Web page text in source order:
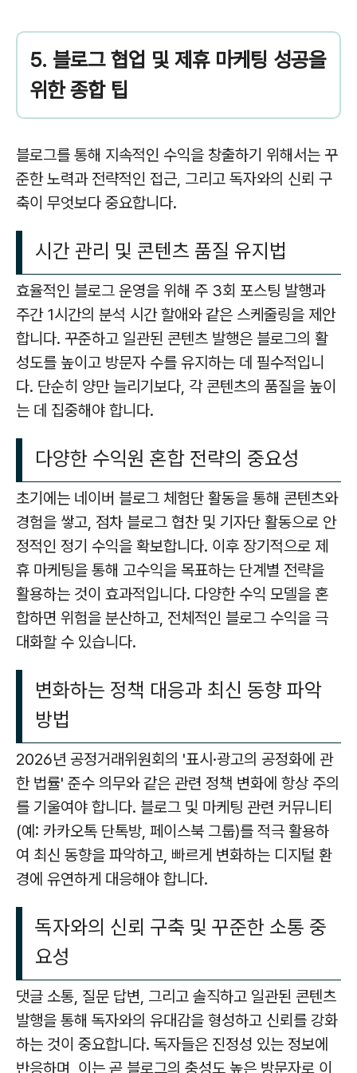
5. 블로그 협업 및 제휴 마케팅 성공을
위한 종합 팁
블로그를 통해 지속적인 수익을 창출하기 위해서는 꾸
준한 노력과 전략적인 접근, 그리고 독자와의 신뢰 구
축이 무엇보다 중요합니다.
시간 관리 및 콘텐츠 품질 유지법
효율적인 블로그 운영을 위해 주 3회 포스팅 발행과
주간 1시간의 분석 시간 할애와 같은 스케줄링을 제안
합니다. 꾸준하고 일관된 콘텐츠 발행은 블로그의 활
성도를 높이고 방문자 수를 유지하는 데 필수적입니
다. 단순히 양만 늘리기보다, 각 콘텐츠의 품질을 높이
는 데 집중해야 합니다.
다양한 수익원 혼합 전략의 중요성
초기에는 네이버 블로그 체험단 활동을 통해 콘텐츠와
경험을 쌓고, 점차 블로그 협찬 및 기자단 활동으로 안
정적인 정기 수익을 확보합니다. 이후 장기적으로 제
휴 마케팅을 통해 고수익을 목표하는 단계별 전략을
활용하는 것이 효과적입니다. 다양한 수익 모델을 혼
합하면 위험을 분산하고, 전체적인 블로그 수익을 극
대화할 수 있습니다.
변화하는 정책 대응과 최신 동향 파악
방법
2026년 공정거래위원회의 '표시·광고의 공정화에 관
한 법률' 준수 의무와 같은 관련 정책 변화에 항상 주의
를 기울여야 합니다. 블로그 및 마케팅 관련 커뮤니티
(예: 카카오톡 단톡방, 페이스북 그룹)를 적극 활용하
여 최신 동향을 파악하고, 빠르게 변화하는 디지털 환
경에 유연하게 대응해야 합니다.
독자와의 신뢰 구축 및 꾸준한 소통 중
요성
댓글 소통, 질문 답변, 그리고 솔직하고 일관된 콘텐츠
발행을 통해 독자와의 유대감을 형성하고 신뢰를 강화
하는 것이 중요합니다. 독자들은 진정성 있는 정보에
반응하며, 이는 곧 블로그의 충성도 높은 방문자로 이